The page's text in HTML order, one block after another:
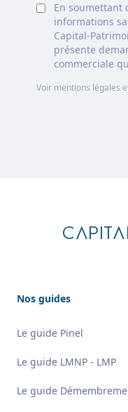
En soumettant
informations
Capital-
présente
commerciale
Voir mentions légales
Nos guides
Le guide Pinel
Le guide LMNP - LMP
Le guide